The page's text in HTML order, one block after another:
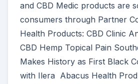
and CBD Medic products are
consumers through Partner
Health Products: CBD Clinic
CBD Hemp Topical Pain
Makes History as First Black
with Ilera Abacus Health